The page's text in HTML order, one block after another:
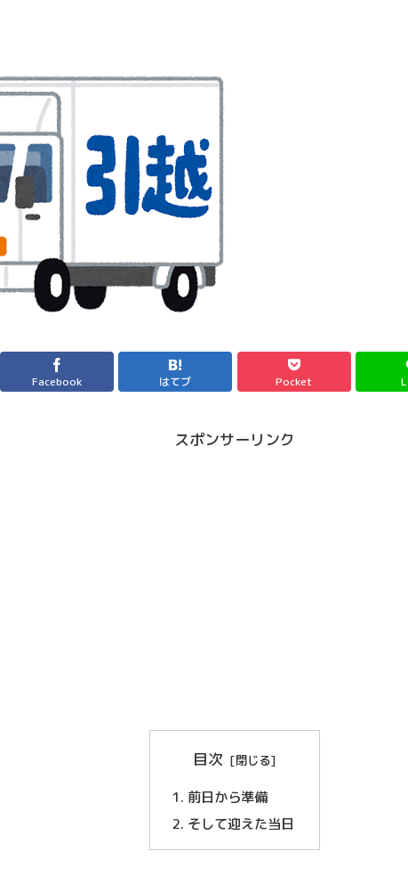
Facebook はてブ Pocket
スポンサーリンク
目次
前日から準備
そして迎えた当日